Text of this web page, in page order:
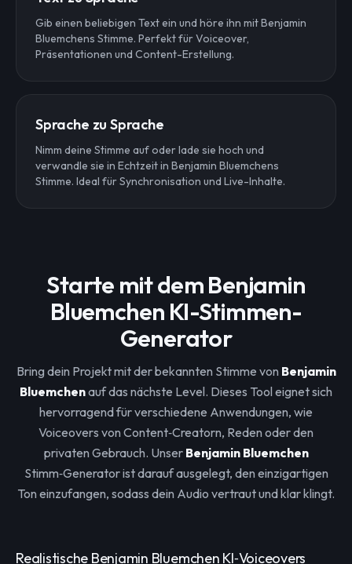
Gib einen beliebigen Text ein und höre ihn mit Benjamin
Bluemchens Stimme. Perfekt für Voiceover,
Präsentationen und Content-Erstellung.
Sprache zu Sprache
Nimm deine Stimme auf oder lade sie hoch und
verwandle sie in Echtzeit in Benjamin Bluemchens
Stimme. Ideal für Synchronisation und Live-Inhalte.
Starte mit dem Benjamin
Bluemchen KI-Stimmen-
Generator
Bring dein Projekt mit der bekannten Stimme von Benjamin
Bluemchenauf das nächste Level. Dieses Tool eignet sich
hervorragend für verschiedene Anwendungen, wie
Voiceovers von Content‑Creatorn, Reden oder den
privaten Gebrauch. Unser Benjamin Bluemchen
Stimm‑Generator ist darauf ausgelegt, den einzigartigen
Ton einzufangen, sodass dein Audio vertraut und klar klingt.
Realistische Benjamin Bluemchen KI‑Voiceovers